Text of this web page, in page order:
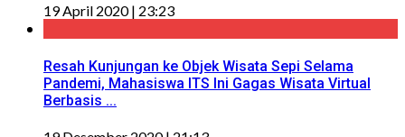
19 April 2020 | 23:23
Resah Kunjungan ke Objek Wisata Sepi Selama
Pandemi, Mahasiswa ITS Ini Gagas Wisata Virtual
Berbasis ...